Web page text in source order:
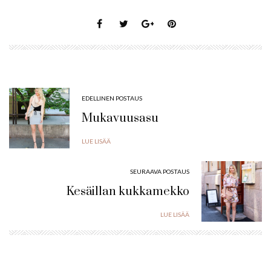
EDELLINEN POSTAUS
Mukavuusasu
LUE LISÄÄ
SEURAAVA POSTAUS
Kesäillan kukkamekko
LUE LISÄÄ